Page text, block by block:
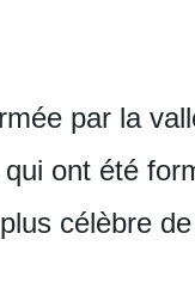
par la
ont été
célèbre